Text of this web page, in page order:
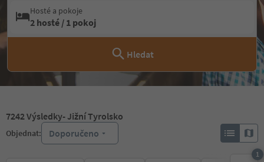
Hosté a pokoje
2 hosté / 1 pokoj
Hledat
7242Výsledky- Jižní Tyrolsko
Objednat: Doporučeno
1